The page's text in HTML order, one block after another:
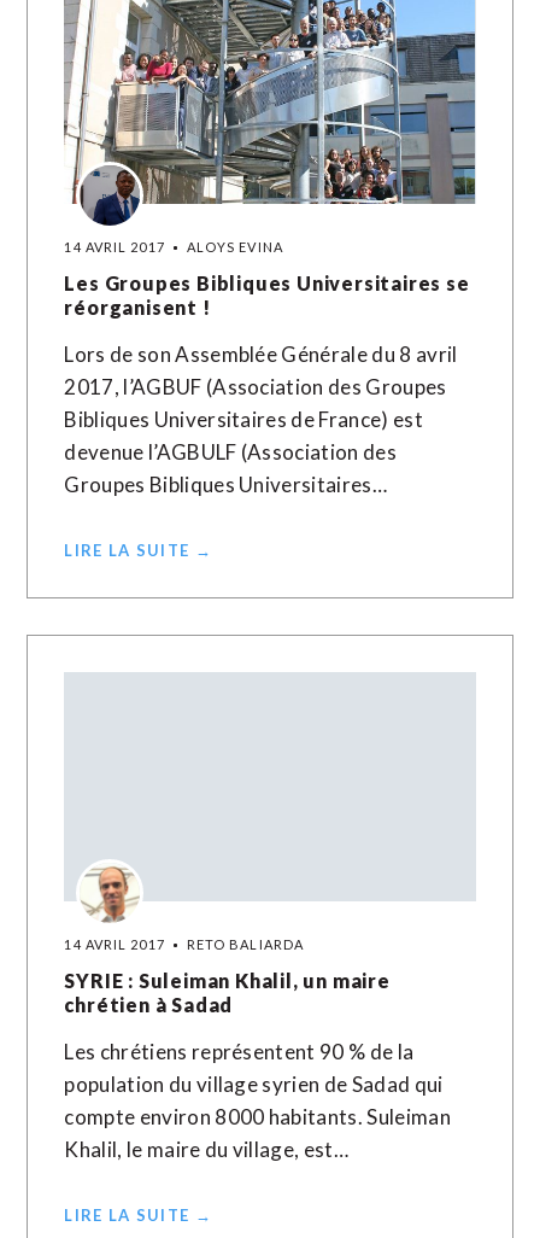
14 AVRIL 2017 ALOYS EVINA
Les Groupes Bibliques Universitaires se
réorganisent !
Lors de son Assemblée Générale du 8 avril
2017, l’AGBUF (Association des Groupes
Bibliques Universitaires de France) est
devenue l’AGBULF (Association des
Groupes Bibliques Universitaires…
LIRE LA SUITE →
14 AVRIL 2017 RETO BALIARDA
SYRIE : Suleiman Khalil, un maire
chrétien à Sadad
Les chrétiens représentent 90 % de la
population du village syrien de Sadad qui
compte environ 8000 habitants. Suleiman
Khalil, le maire du village, est…
LIRE LA SUITE →